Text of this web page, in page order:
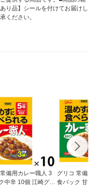
り品】シールを付けてお届けし
ください。
備用カレー職人 3
中辛 10個 江崎グリ
グリコ 常備用
食パック 甘口